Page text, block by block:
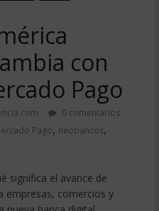
con
Pago
0 comentarios
Pago, neobancos,
significa el avance de
empresas, comercios y